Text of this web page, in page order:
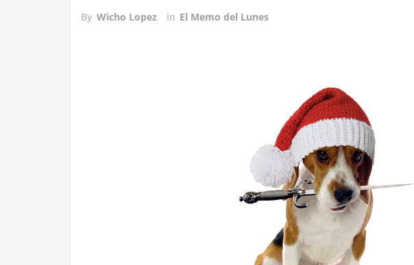
By Wicho Lopez in El Memo del Lunes